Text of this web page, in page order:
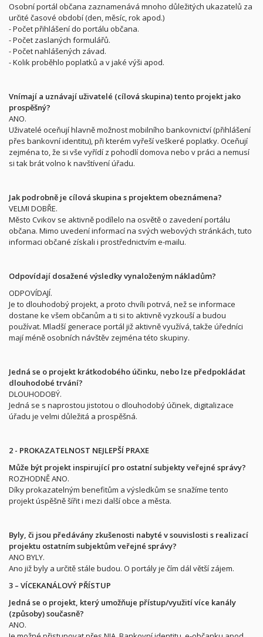
Osobní portál občana zaznamenává mnoho důležitých ukazatelů za
určité časové období (den, měsíc, rok apod.)
- Počet přihlášení do portálu občana.
- Počet zaslaných formulářů.
- Počet nahlášených závad.
- Kolik proběhlo poplatků a v jaké výši apod.
Vnímají a uznávají uživatelé (cílová skupina) tento projekt jako
prospěšný?
ANO.
Uživatelé oceňují hlavně možnost mobilního bankovnictví (přihlášení
přes bankovní identitu), při kterém vyřeší veškeré poplatky. Oceňují
zejména to, že si vše vyřídí z pohodlí domova nebo v práci a nemusí
si tak brát volno k navštívení úřadu.
Jak podrobně je cílová skupina s projektem obeznámena?
VELMI DOBŘE.
Město Cvikov se aktivně podílelo na osvětě o zavedení portálu
občana. Mimo uvedení informací na svých webových stránkách, tuto
informaci občané získali i prostřednictvím e-mailu.
Odpovídají dosažené výsledky vynaloženým nákladům?
ODPOVÍDAJÍ.
Je to dlouhodobý projekt, a proto chvíli potrvá, než se informace
dostane ke všem občanům a ti si to aktivně vyzkouší a budou
používat. Mladší generace portál již aktivně využívá, takže úředníci
mají méně osobních návštěv zejména této skupiny.
Jedná se o projekt krátkodobého účinku, nebo lze předpokládat
dlouhodobé trvání?
DLOUHODOBÝ.
Jedná se s naprostou jistotou o dlouhodobý účinek, digitalizace
úřadu je velmi důležitá a prospěšná.
2 - PROKAZATELNOST NEJLEPŠÍ PRAXE
Může být projekt inspirující pro ostatní subjekty veřejné správy?
ROZHODNĚ ANO.
Díky prokazatelným benefitům a výsledkům se snažíme tento
projekt úspěšně šířit i mezi další obce a města.
Byly, či jsou předávány zkušenosti nabyté v souvislosti s realizací
projektu ostatním subjektům veřejné správy?
ANO BYLY.
Ano již byly a určitě stále budou. O portály je čím dál větší zájem.
3 – VÍCEKANÁLOVÝ PŘÍSTUP
Jedná se o projekt, který umožňuje přístup/využití více kanály
(způsoby) současně?
ANO.